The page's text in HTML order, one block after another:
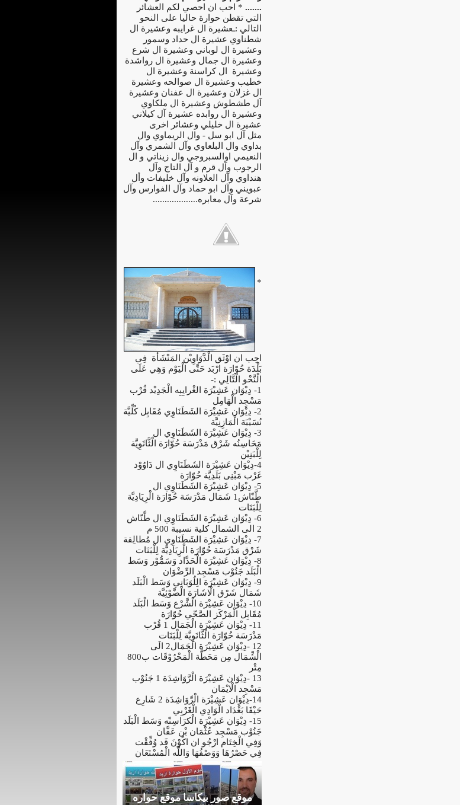
....... * احب ان احصي لكم العشائر
التي تقطن حوارة حاليا على النحو
التالي :ـعشيرة ال غرايبه وعشيرة ال
شطناوي عشيرة ال حداد وسمور
وعشيرة ال لوباني وعشيرة ال شرع
وعشيرة ال جمال وعشيرة ال رواشدة
وعشيرة ال كراسنة وعشيرة ال
خطيب وعشيرة ال صوالحه وعشيرة
ال غزلان وعشيرة ال عفنان وعشيرة
آل طشطوش وعشيرة ال ملكاوي
وعشيرة ال روابده عشيرة آل كيلاني
عشيرة ال خليلي وعشائر اخرى
مثل آل ابو سل - وال الريماوي وال
بداوي وال البلعاوي وآل الشمري وآل
النعيمي اوالسبروجي وال زيناتي و ال
الرجوب وآل قرم و آل التاج وآل
هنداوي وآل العلاونه وآل خليفات وأل
عبويني وآل ابو حماد وآل الفوارس وآل
شرعة وآل معابره...................
*
احِب ان اوْثَق الْدَّوَاوِيْن المَنْشَأة فِي
بَلْدَة حُوّارَة ارْبَد حَتَّى الْيَوْم وَهِي عَلَى
الْنَّحْو الْتَّالِي :-
1- دِيْوَان عَشِيْرَة الغْرايِبِه الْجَدِيْد قُرْب
مَسْجِد الْهَامِل
2- دِيْوَان عَشِيْرَة الشَطَنَاوِي مُقَابِل كُلِّيَّة
نُسَيْبَة الْمَازِنِيَّة
3- دِيْوَان عَشِيْرَة الشَطَنَاوِي ال
مَحَاسِنُه شَرْق مَدْرَسَة حُوّارَة الْثَّانَوِيَّة
لِلْبَنِيْن
4-دِيْوَان عَشِيْرَة الشَطَنَاوِي ال دَاوُوْد
غَرْب مَبْنِى بَلَدِيَّة حُوّارَة
5- دِيْوَان عَشِيْرَة الشَطَنَاوِي ال
طَّنّاش1 شَمَال مَدْرَسَة حُوّارَة الْرِيَادِيَّة
لِلْبَنَات
6- دِيْوَان عَشِيْرَة الشَطَنَاوِي ال طَّنّاش
2 الى الشمال كلية نسيبة 500 م
7- دِيْوَان عَشِيْرَة الشَطَنَاوِي ال مُطالِقة
شَرْق مَدْرَسَة حُوّارَة الْرِيَادِيَّة لِلْبَنَات
8- دِيْوَان عَشِيْرَة الْحَدَّاد وَسَمُّوْر وَسَط
الْبَلَد جَنُوْب مَسْجِد الرِّضْوَان
9- دِيْوَان عَشِيْرَة الِلُوَبَانِي وَسَط الْبَلَد
شَمَال شَرْق الْاشَارَة الْضَّوْئِيَّة
10- دِيْوَان عَشِيْرَة الْشَّرْع وَسَط الْبَلَد
مُقَابِل الْمَرْكَز الصَّحّي حُوّارَة
11- دِيْوَان عَشِيْرَة الْجَمَال 1 قُرْب
مَدْرَسَة حُوّارَة الْثَّانَوِيَّة لِلْبَنَات
12 -دِيْوَان عَشِيْرَة الْجَمَال2 الَى
الْشِّمَال مِن مَحَطَّة الْمَحْرُوْقَات ب800
مِتْر
13 -دِيْوَان عَشِيْرَة الْرَّوَاشِدَة 1 جَنُوْب
مَسْجِد الْايْمَان
14-دِيْوَان عَشِيْرَة الْرَّوَاشِدَة 2 شَارِع
حَيْفَا بَغْدَاد الْوَادِي الْغَرْبِي
15- دِيْوَان عَشِيْرَة الْكرَاسِنّه وَسَط الْبَلَد
جَنُوْب مَسْجِد عُثْمَان بْن عَفَّان
وَفِي الْخِتَام ارْجُو ان اكُوْنَ قَد وُفِّقْت
فِي حَصْرُهَا وَوَصْفُهَا وَاللَّه الْمُسْتَعَان
موقع صور بيكاسا موقع حواره